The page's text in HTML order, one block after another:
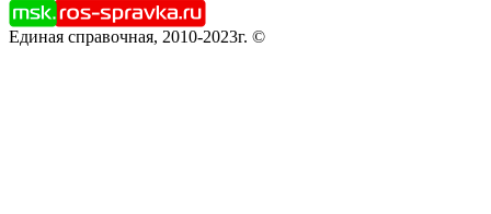
Единая справочная, 2010-2023г. ©